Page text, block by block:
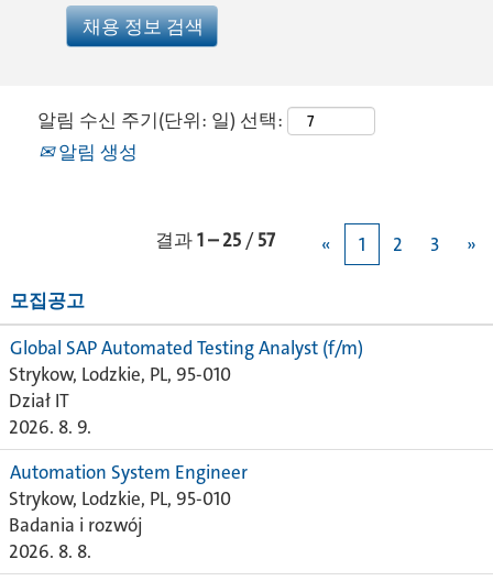
알림 수신 주기(단위: 일) 선택:
알림 생성
결과1 – 25 /57 « 1 2 3 »
모집공고
Global SAP Automated Testing Analyst (f/m)
Strykow, Lodzkie, PL, 95-010
Dział IT
2026. 8. 9.
Automation System Engineer
Strykow, Lodzkie, PL, 95-010
Badania i rozwój
2026. 8. 8.